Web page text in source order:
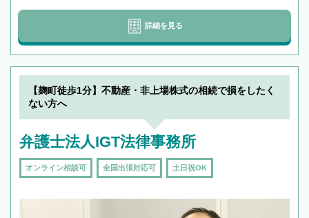
詳細を見る
【麹町徒歩1分】不動産・非上場株式の相続で損をしたく
ない方へ
弁護士法人IGT法律事務所
オンライン相談可 全国出張対応可 土日祝OK